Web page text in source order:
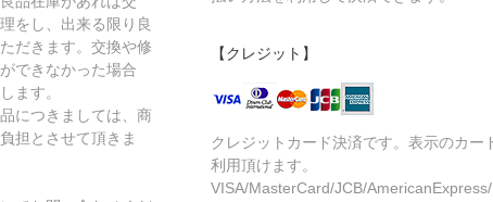
をし、出来る限り良
だきます。交換や修
できなかった場合
ます。
につきましては、商
担とさせて頂きま
【クレジット】
クレジットカード決済です。表示のカー
利用頂けます。
VISA/MasterCard/JCB/